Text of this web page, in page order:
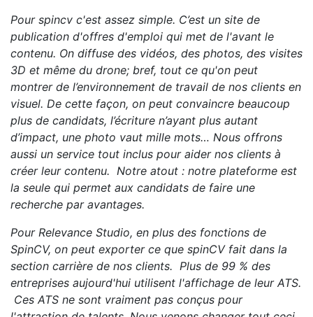
Pour spincv c'est assez simple. C’est un site de
publication d'offres d'emploi qui met de l'avant le
contenu. On diffuse des vidéos, des photos, des visites
3D et même du drone; bref, tout ce qu'on peut
montrer de l’environnement de travail de nos clients en
visuel. De cette façon, on peut convaincre beaucoup
plus de candidats, l’écriture n’ayant plus autant
d’impact, une photo vaut mille mots… Nous offrons
aussi un service tout inclus pour aider nos clients à
créer leur contenu. Notre atout : notre plateforme est
la seule qui permet aux candidats de faire une
recherche par avantages.
Pour Relevance Studio, en plus des fonctions de
SpinCV, on peut exporter ce que spinCV fait dans la
section carrière de nos clients. Plus de 99 % des
entreprises aujourd'hui utilisent l'affichage de leur ATS.
Ces ATS ne sont vraiment pas conçus pour